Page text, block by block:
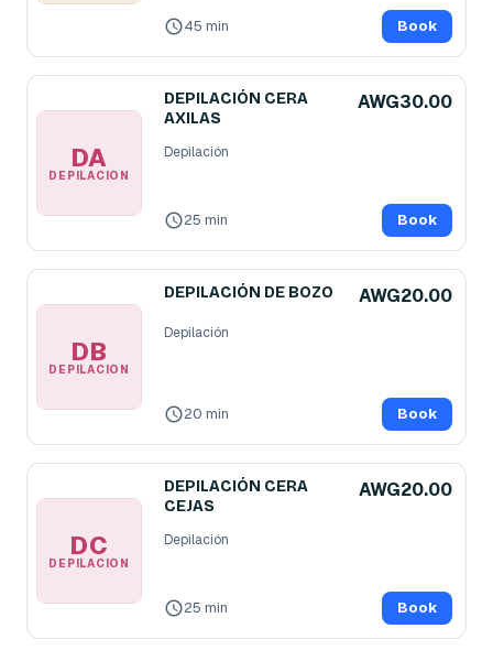
45 min Book
DA
DEPILACIÓN
DEPILACIÓN CERA
AXILAS
AWG30.00
Depilación
25 min Book
DB
DEPILACIÓN
DEPILACIÓN DE BOZO AWG20.00
Depilación
20 min Book
DC
DEPILACIÓN
DEPILACIÓN CERA
CEJAS
AWG20.00
Depilación
25 min Book